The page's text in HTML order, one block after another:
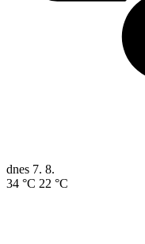
dnes 7. 8.
34 °C 22 °C